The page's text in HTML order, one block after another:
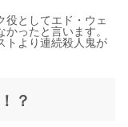
役としてエド・ウェ
ったと言います。
トより連続殺人鬼が
？